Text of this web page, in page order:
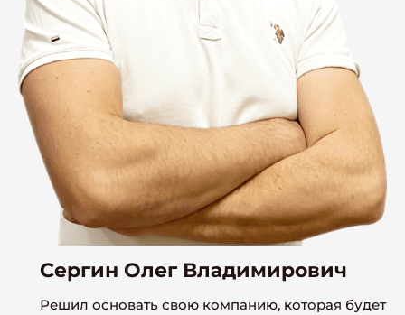
Сергин Олег Владимирович
Решил основать свою компанию, которая будет